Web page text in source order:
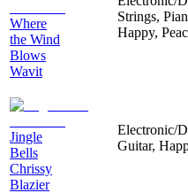
Where
the Wind
Blows
Wavit
Strings,
Happy,
Jingle
Bells
Chrissy
Blazier
Electronic/
Guitar,